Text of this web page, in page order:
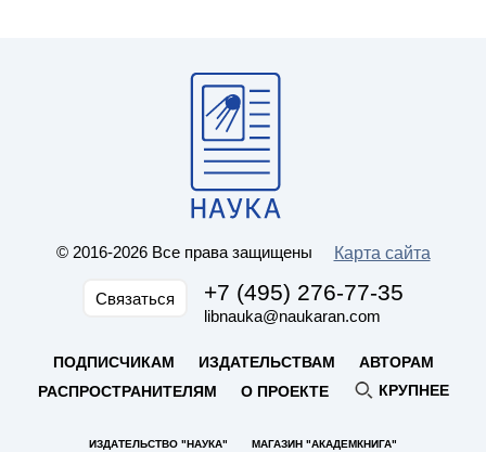
© 2016-2026 Все права защищены Карта сайта
Связаться +7 (495) 276-77-35
libnauka@naukaran.com
ПОДПИСЧИКАМ ИЗДАТЕЛЬСТВАМ
АВТОРАМ
РАСПРОСТРАНИТЕЛЯМ
О ПРОЕКТЕ КРУПНЕЕ
ИЗДАТЕЛЬСТВО "НАУКА" МАГАЗИН "АКАДЕМКНИГА"